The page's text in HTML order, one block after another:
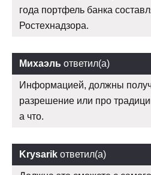
года портфель банка
Ростехнадзора.
Михаэль ответил(а)
Информацией, должны
разрешение или про
а что.
Krysarik ответил(а)